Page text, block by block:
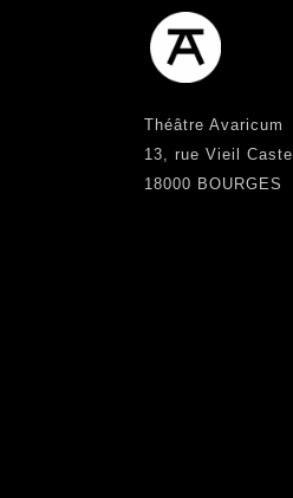
Théâtre Avaricum
13, rue Vieil Castel
18000 BOURGES